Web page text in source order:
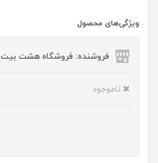
ویژگی‌های محصول
فروشنده: فروشگاه هشت بیت
ناموجود